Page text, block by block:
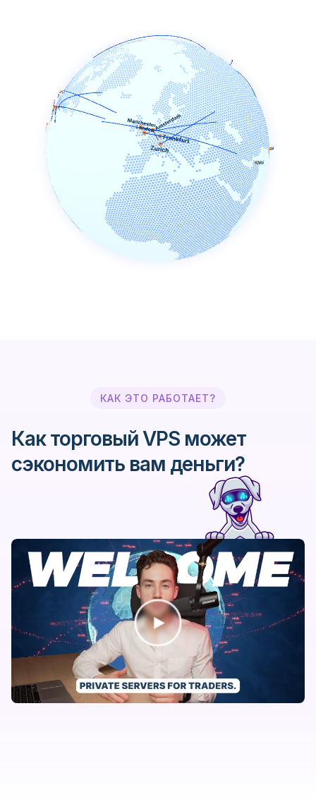
ADS Securities
Advanced Markets
AIMS Auric Intl Markets
Alpari Limited
Argus FX
ATC Brokers
AxiTrader
B2Broker
BD Swiss
Berndale Capital
КАК ЭТО РАБОТАЕТ?
Как торговый VPS может
сэкономить вам деньги?